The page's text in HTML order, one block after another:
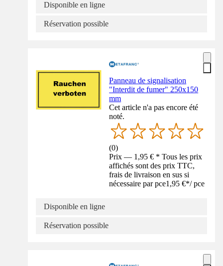
Disponible en ligne
Réservation possible
Panneau de signalisation
"Interdit de fumer" 250x150
mm
Cet article n'a pas encore été
noté.
(0)
Prix — 1,95 € * Tous les prix
affichés sont des prix TTC,
frais de livraison en sus si
nécessaire par pce1,95 €*/ pce
Disponible en ligne
Réservation possible